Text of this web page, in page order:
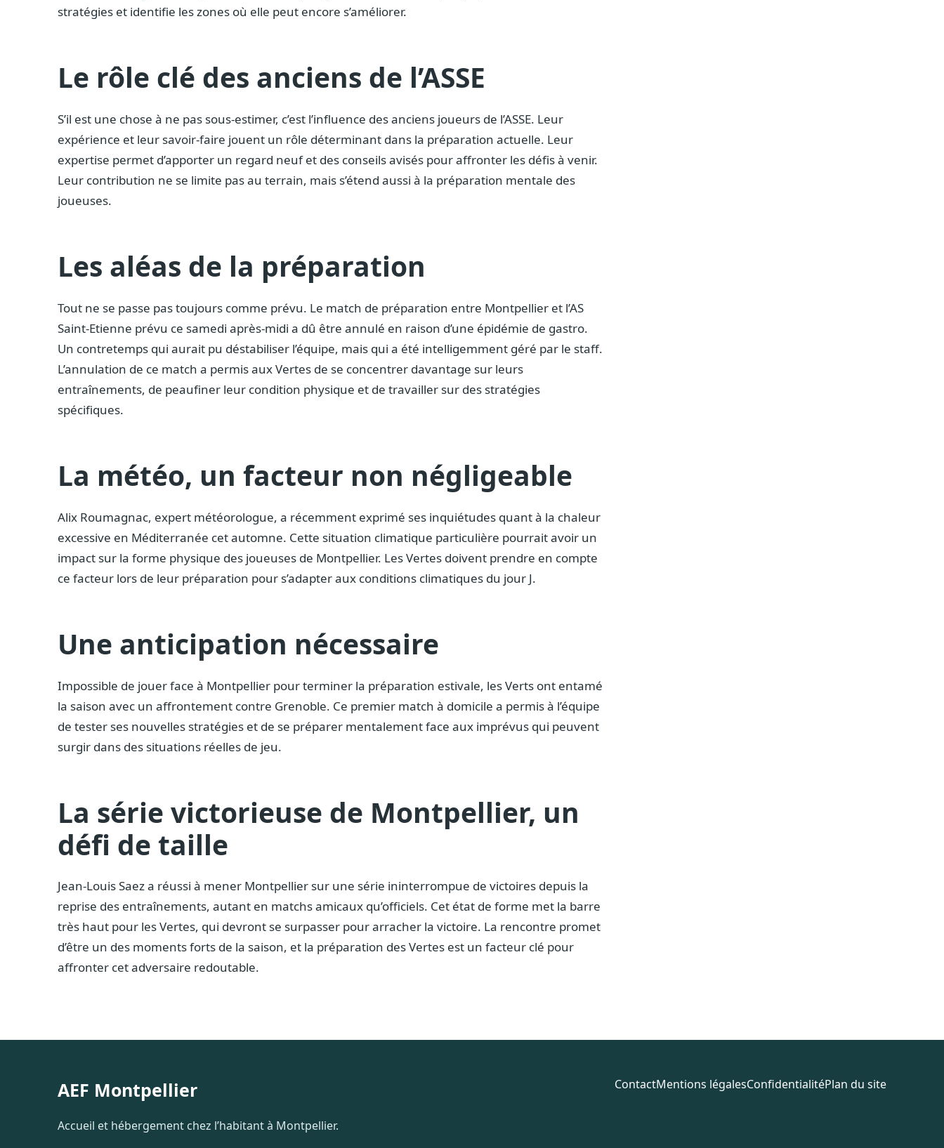
stratégies et identifie les zones où elle peut encore s’améliorer.
Le rôle clé des anciens de l’ASSE
S’il est une chose à ne pas sous-estimer, c’est l’influence des anciens joueurs de l’ASSE. Leur
expérience et leur savoir-faire jouent un rôle déterminant dans la préparation actuelle. Leur
expertise permet d’apporter un regard neuf et des conseils avisés pour affronter les défis à venir.
Leur contribution ne se limite pas au terrain, mais s’étend aussi à la préparation mentale des
joueuses.
Les aléas de la préparation
Tout ne se passe pas toujours comme prévu. Le match de préparation entre Montpellier et l’AS
Saint-Etienne prévu ce samedi après-midi a dû être annulé en raison d’une épidémie de gastro.
Un contretemps qui aurait pu déstabiliser l’équipe, mais qui a été intelligemment géré par le staff.
L’annulation de ce match a permis aux Vertes de se concentrer davantage sur leurs
entraînements, de peaufiner leur condition physique et de travailler sur des stratégies
spécifiques.
La météo, un facteur non négligeable
Alix Roumagnac, expert météorologue, a récemment exprimé ses inquiétudes quant à la chaleur
excessive en Méditerranée cet automne. Cette situation climatique particulière pourrait avoir un
impact sur la forme physique des joueuses de Montpellier. Les Vertes doivent prendre en compte
ce facteur lors de leur préparation pour s’adapter aux conditions climatiques du jour J.
Une anticipation nécessaire
Impossible de jouer face à Montpellier pour terminer la préparation estivale, les Verts ont entamé
la saison avec un affrontement contre Grenoble. Ce premier match à domicile a permis à l’équipe
de tester ses nouvelles stratégies et de se préparer mentalement face aux imprévus qui peuvent
surgir dans des situations réelles de jeu.
La série victorieuse de Montpellier, un
défi de taille
Jean-Louis Saez a réussi à mener Montpellier sur une série ininterrompue de victoires depuis la
reprise des entraînements, autant en matchs amicaux qu’officiels. Cet état de forme met la barre
très haut pour les Vertes, qui devront se surpasser pour arracher la victoire. La rencontre promet
d’être un des moments forts de la saison, et la préparation des Vertes est un facteur clé pour
affronter cet adversaire redoutable.
AEF Montpellier
Accueil et hébergement chez l’habitant à Montpellier.
ContactMentions légalesConfidentialitéPlan du site